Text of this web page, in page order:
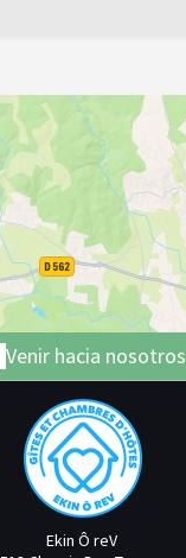
Venir hacia nosotros
Ekin Ô reV